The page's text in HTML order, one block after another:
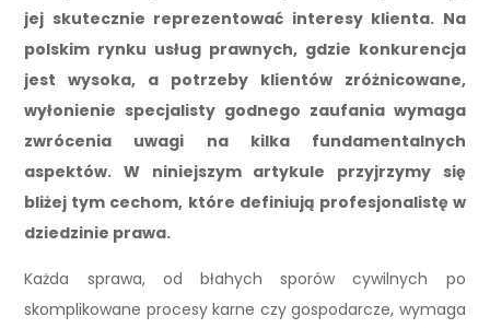
jej skutecznie reprezentować interesy klienta. Na
polskim rynku usług prawnych, gdzie konkurencja
jest wysoka, a potrzeby klientów zróżnicowane,
wyłonienie specjalisty godnego zaufania wymaga
zwrócenia uwagi na kilka fundamentalnych
aspektów. W niniejszym artykule przyjrzymy się
bliżej tym cechom, które definiują profesjonalistę w
dziedzinie prawa.
Każda sprawa, od błahych sporów cywilnych po
skomplikowane procesy karne czy gospodarcze, wymaga